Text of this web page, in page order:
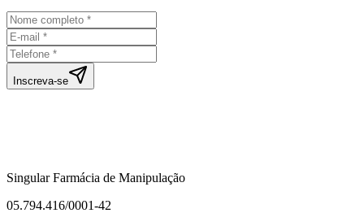
Inscreva-se
Singular Farmácia de Manipulação
05.794.416/0001-42